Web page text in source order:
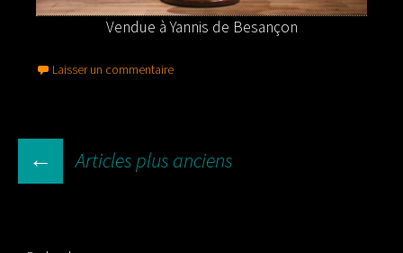
Vendue à Yannis de Besançon
Laisser un commentaire
NAVIGATION
← Articles plus anciens